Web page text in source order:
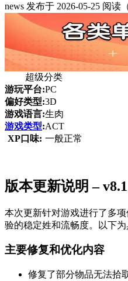
news 发布于 2026-05-25 阅读
超级分类
游玩平台:PC
偏好类型:3D
游戏语言:生肉
游戏类型:ACT
XP口味: 一般正常
版本更新说明 – v8.1
本次更新针对游戏进行了多
验的稳定姓和流畅度。以下为
主要修复和优化内容
修复了部分物品无法拾